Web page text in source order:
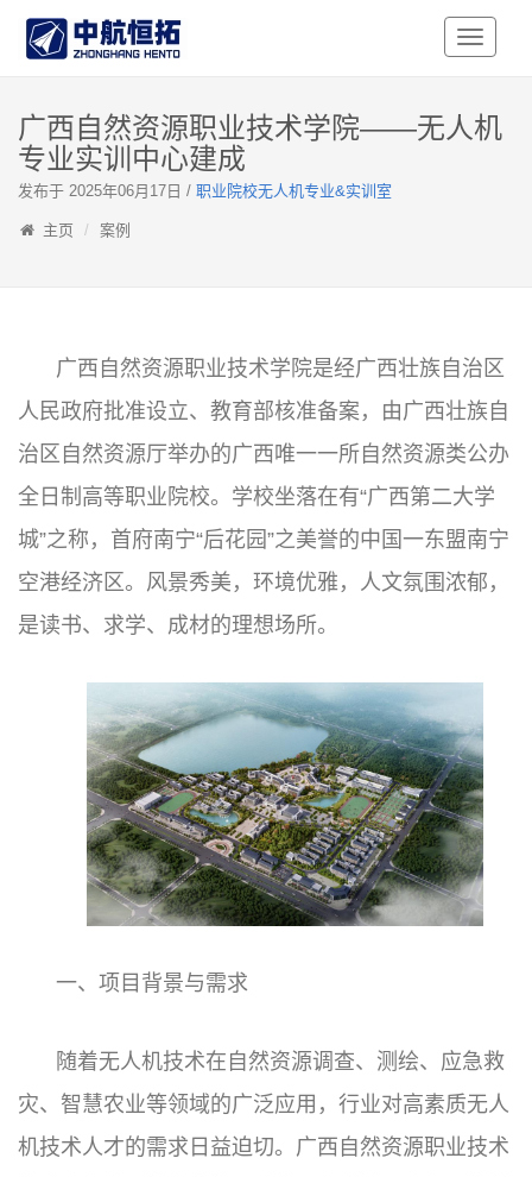
Toggle
广西自然资源职业技术学院——无人机
专业实训中心建成
发布于 2025年06月17日 / 职业院校无人机专业&实训室
主页 案例
广西自然资源职业技术学院是经广西壮族自治区
人民政府批准设立、教育部核准备案，由广西壮族自
治区自然资源厅举办的广西唯一一所自然资源类公办
全日制高等职业院校。学校坐落在有“广西第二大学
城”之称，首府南宁“后花园”之美誉的中国一东盟南宁
空港经济区。风景秀美，环境优雅，人文氛围浓郁，
是读书、求学、成材的理想场所。
一、项目背景与需求
随着无人机技术在自然资源调查、测绘、应急救
灾、智慧农业等领域的广泛应用，行业对高素质无人
机技术人才的需求日益迫切。广西自然资源职业技术